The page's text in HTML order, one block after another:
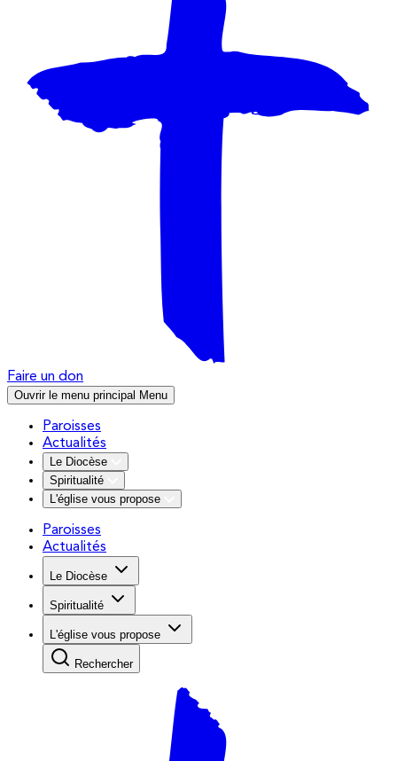
Faire un don
Ouvrir le menu principal Menu
Paroisses
Actualités
Le Diocèse
Spiritualité
L'église vous propose
Paroisses
Actualités
Le Diocèse
Spiritualité
L'église vous propose
Rechercher